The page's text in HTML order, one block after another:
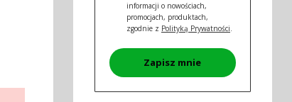
informacji o nowościach,
promocjach, produktach,
zgodnie z Polityką Prywatności.
Zapisz mnie